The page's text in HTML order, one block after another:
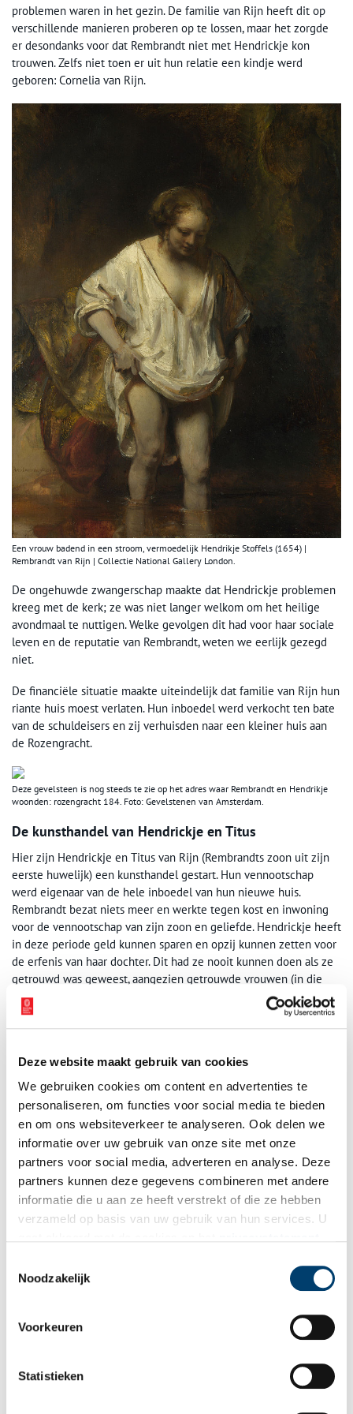
Deze website maakt gebruik van cookies
We gebruiken cookies om content en advertenties te
personaliseren, om functies voor social media te bieden
en om ons websiteverkeer te analyseren. Ook delen we
informatie over uw gebruik van onze site met onze
partners voor social media, adverteren en analyse. Deze
partners kunnen deze gegevens combineren met andere
informatie die u aan ze heeft verstrekt of die ze hebben
verzameld op basis van uw gebruik van hun services. U
Noodzakelijk
Voorkeuren
Statistieken
problemen waren in het gezin. De familie van Rijn heeft dit op
verschillende manieren proberen op te lossen, maar het zorgde
er desondanks voor dat Rembrandt niet met Hendrickje kon
trouwen. Zelfs niet toen er uit hun relatie een kindje werd
geboren: Cornelia van Rijn.
Een vrouw badend in een stroom, vermoedelijk Hendrikje Stoffels (1654) |
Rembrandt van Rijn | Collectie National Gallery London.
De ongehuwde zwangerschap maakte dat Hendrickje problemen
kreeg met de kerk; ze was niet langer welkom om het heilige
avondmaal te nuttigen. Welke gevolgen dit had voor haar sociale
leven en de reputatie van Rembrandt, weten we eerlijk gezegd
niet.
De financiële situatie maakte uiteindelijk dat familie van Rijn hun
riante huis moest verlaten. Hun inboedel werd verkocht ten bate
van de schuldeisers en zij verhuisden naar een kleiner huis aan
de Rozengracht.
Deze gevelsteen is nog steeds te zie op het adres waar Rembrandt en Hendrikje
woonden: rozengracht 184. Foto: Gevelstenen van Amsterdam.
De kunsthandel van Hendrickje en Titus
Hier zijn Hendrickje en Titus van Rijn (Rembrandts zoon uit zijn
eerste huwelijk) een kunsthandel gestart. Hun vennootschap
werd eigenaar van de hele inboedel van hun nieuwe huis.
Rembrandt bezat niets meer en werkte tegen kost en inwoning
voor de vennootschap van zijn zoon en geliefde. Hendrickje heeft
in deze periode geld kunnen sparen en opzij kunnen zetten voor
de erfenis van haar dochter. Dit had ze nooit kunnen doen als ze
getrouwd was geweest, aangezien getrouwde vrouwen (in die
tijd) geen bezit konden hebben of een bedrijf konden starten.
Hendrickje overleed tijdens de pestepidemie van 1663 / 1664.
gevallen. Ze werd begraven in de Westerkerk te Amsterdam. Haar
graf is daar helaas niet meer te vinden.
Gezicht over de Keizersgracht op de Westermarkt met de Westerkerk (Tussen 1660
– 1670) | Jan van der Heyden | Collectie van Eeghen | Stadsarchief Amsterdam |
Na haar dood werd de vennootschap voortgezet door Titus en de
elkaar om een huurschuld op te bouwen. Het financiële inzicht
van Hendrickje (en / of haar vaardigheid in het verkopen van